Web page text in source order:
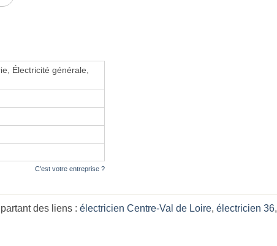
Électricité générale,
C'est votre entreprise ?
des liens : électricien Centre-Val de Loire, électricien 36,